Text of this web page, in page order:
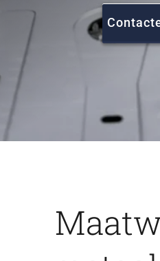
FAQ
Vacatures